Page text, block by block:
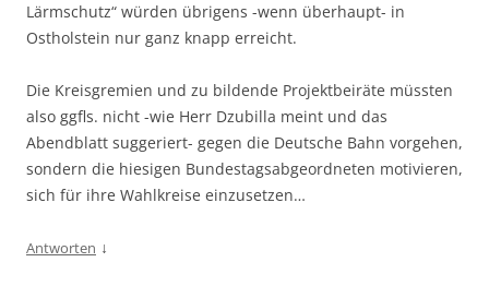
Lärmschutz“ würden übrigens -wenn überhaupt- in
Ostholstein nur ganz knapp erreicht.
Die Kreisgremien und zu bildende Projektbeiräte müssten
also ggfls. nicht -wie Herr Dzubilla meint und das
Abendblatt suggeriert- gegen die Deutsche Bahn vorgehen,
sondern die hiesigen Bundestagsabgeordneten motivieren,
sich für ihre Wahlkreise einzusetzen…
Antworten ↓